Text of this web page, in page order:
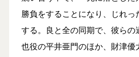
勝負をすることになり、じれっ
する。良と全の同期で、彼らの
也役の平井亜門のほか、財津優